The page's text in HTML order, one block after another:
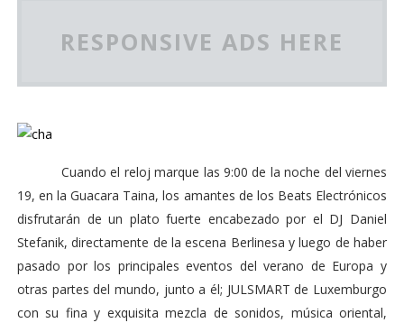
RESPONSIVE ADS HERE
Cuando el reloj marque las 9:00 de la noche del viernes
19, en la Guacara Taina, los amantes de los Beats Electrónicos
disfrutarán de un plato fuerte encabezado por el DJ Daniel
Stefanik, directamente de la escena Berlinesa y luego de haber
pasado por los principales eventos del verano de Europa y
otras partes del mundo, junto a él; JULSMART de Luxemburgo
con su fina y exquisita mezcla de sonidos, música oriental,